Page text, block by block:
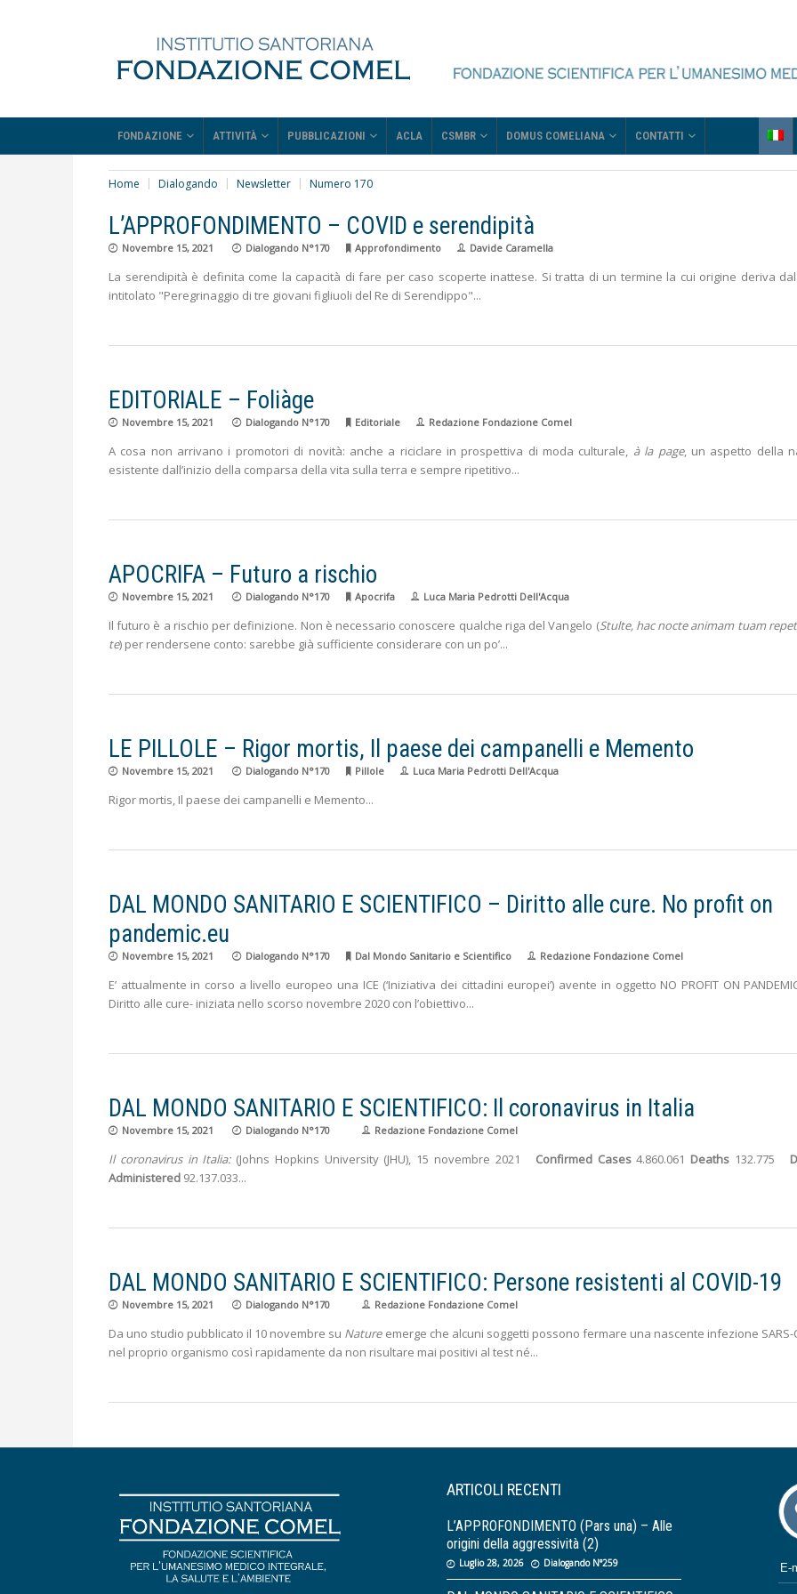
FONDAZIONE ATTIVITÀ PUBBLICAZIONI ACLA CSMBR DOMUS COMELIANA CONTATTI
Home Dialogando Newsletter Numero 170
L’APPROFONDIMENTO – COVID e serendipità
Novembre 15, 2021 Dialogando N°170 Approfondimento Davide Caramella
La serendipità è definita come la capacità di fare per caso scoperte inattese. Si tratta di un termine la cui origine deriva
intitolato "Peregrinaggio di tre giovani figliuoli del Re di Serendippo"
EDITORIALE – Foliàge
Novembre 15, 2021 Dialogando N°170 Editoriale Redazione Fondazione Comel
A cosa non arrivano i promotori di novità: anche a riciclare in prospettiva di moda culturale, à la page, un aspetto della
esistente dall’inizio della comparsa della vita sulla terra e sempre ripetitivo
APOCRIFA – Futuro a rischio
Novembre 15, 2021 Dialogando N°170 Apocrifa Luca Maria Pedrotti Dell'Acqua
Il futuro è a rischio per definizione. Non è necessario conoscere qualche riga del Vangelo (Stulte, hac nocte animam tuam
te) per rendersene conto: sarebbe già sufficiente considerare con un po’
LE PILLOLE – Rigor mortis, Il paese dei campanelli e Memento
Novembre 15, 2021 Dialogando N°170 Pillole Luca Maria Pedrotti Dell'Acqua
Rigor mortis, Il paese dei campanelli e Memento
DAL MONDO SANITARIO E SCIENTIFICO – Diritto alle cure. No profit on
pandemic.eu
Novembre 15, 2021 Dialogando N°170 Dal Mondo Sanitario e Scientifico Redazione Fondazione Comel
E’ attualmente in corso a livello europeo una ICE (‘Iniziativa dei cittadini europei’) avente in oggetto NO PROFIT ON
Diritto alle cure- iniziata nello scorso novembre 2020 con l’obiettivo
DAL MONDO SANITARIO E SCIENTIFICO: Il coronavirus in Italia
Novembre 15, 2021 Dialogando N°170 Redazione Fondazione Comel
Il coronavirus in Italia:(Johns Hopkins University (JHU), 15 novembre 2021 Confirmed Cases4.860.061 Deaths 132.775
Administered 92.137.033
DAL MONDO SANITARIO E SCIENTIFICO: Persone resistenti al COVID-19
Novembre 15, 2021 Dialogando N°170 Redazione Fondazione Comel
Da uno studio pubblicato il 10 novembre su Natureemerge che alcuni soggetti possono fermare una nascente infezione SARS-
nel proprio organismo così rapidamente da non risultare mai positivi al test né
ARTICOLI RECENTI
L’APPROFONDIMENTO (Pars una) – Alle
origini della aggressività (2)
Luglio 28, 2026 Dialogando N°259